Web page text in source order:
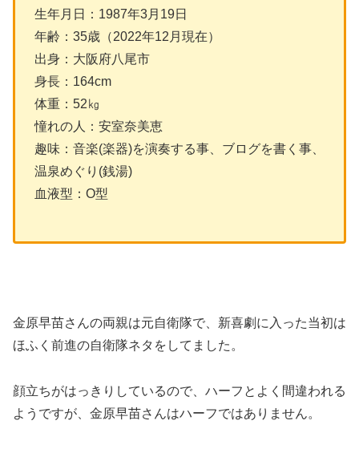
生年月日：1987年3月19日
年齢：35歳（2022年12月現在）
出身：大阪府八尾市
身長：164cm
体重：52㎏
憧れの人：安室奈美恵
趣味：音楽(楽器)を演奏する事、ブログを書く事、
温泉めぐり(銭湯)
血液型：O型
金原早苗さんの両親は元自衛隊で、新喜劇に入った当初は
ほふく前進の自衛隊ネタをしてました。
顔立ちがはっきりしているので、ハーフとよく間違われる
ようですが、金原早苗さんはハーフではありません。